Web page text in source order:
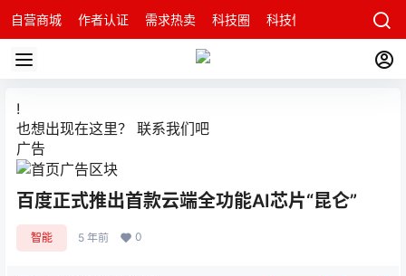
自营商城 作者认证 需求热卖 科技圈 科技快讯 智能科技问
!
也想出现在这里？ 联系我们吧
广告
百度正式推出首款云端全功能AI芯片“昆仑”
智能 5 年前 0